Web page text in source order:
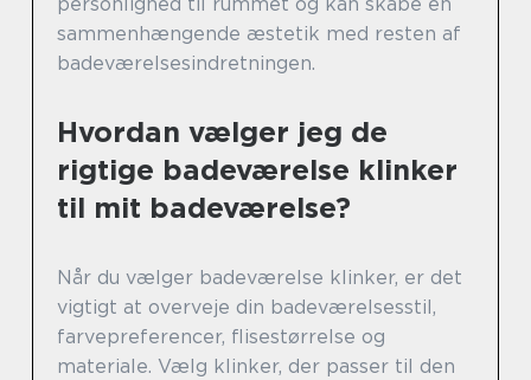
personlighed til rummet og kan skabe en
sammenhængende æstetik med resten af
badeværelsesindretningen.
Hvordan vælger jeg de
rigtige badeværelse klinker
til mit badeværelse?
Når du vælger badeværelse klinker, er det
vigtigt at overveje din badeværelsesstil,
farvepreferencer, flisestørrelse og
materiale. Vælg klinker, der passer til den